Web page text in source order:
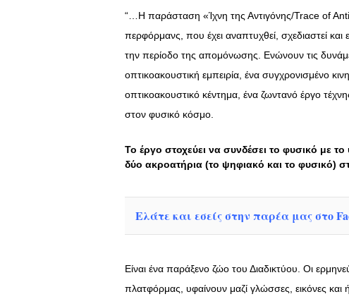
“…Η παράσταση «Ίχνη της Αντιγόνης/Trace of
περφόρμανς, που έχει αναπτυχθεί, σχεδιαστεί και
την περίοδο της απομόνωσης. Ενώνουν τις
οπτικοακουστική εμπειρία, ένα συγχρονισμένο
οπτικοακουστικό κέντημα, ένα ζωντανό έργο
στον φυσικό κόσμο.
Το έργο στοχεύει να συνδέσει το φυσικό με
δύο ακροατήρια (το ψηφιακό και το φυσικό)
Ελάτε και εσείς στην παρέα μας στο
Είναι ένα παράξενο ζώο του Διαδικτύου. Οι
πλατφόρμας, υφαίνουν μαζί γλώσσες, εικόνες